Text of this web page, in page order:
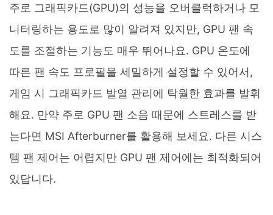
주로 그래픽카드(GPU)의 성능을 오버클럭하거나 모
니터링하는 용도로 많이 알려져 있지만, GPU 팬 속
도를 조절하는 기능도 매우 뛰어나요. GPU 온도에
따른 팬 속도 프로필을 세밀하게 설정할 수 있어서,
게임 시 그래픽카드 발열 관리에 탁월한 효과를 발휘
해요. 만약 주로 GPU 팬 소음 때문에 스트레스를 받
는다면 MSI Afterburner를 활용해 보세요. 다른 시스
템 팬 제어는 어렵지만 GPU 팬 제어에는 최적화되어
있답니다.